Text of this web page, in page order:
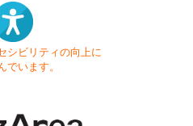
シビリティの向上に
でいます。